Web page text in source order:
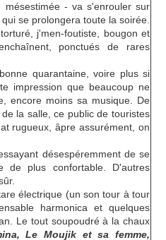
- va s'enrouler sur
se prolongera toute la soirée.
j'men-foutiste, bougon et
ponctués de rares
quarantaine, voire plus si
impression que beaucoup ne
encore moins sa musique. De
la salle, ce public de touristes
rugueux, âpre assurément, on
désespéremment de se
de plus confortable. D'autres
électrique (un son tour à tour
harmonica et quelques
Le tout soupoudré à la chaux
Le Moujik et sa femme,